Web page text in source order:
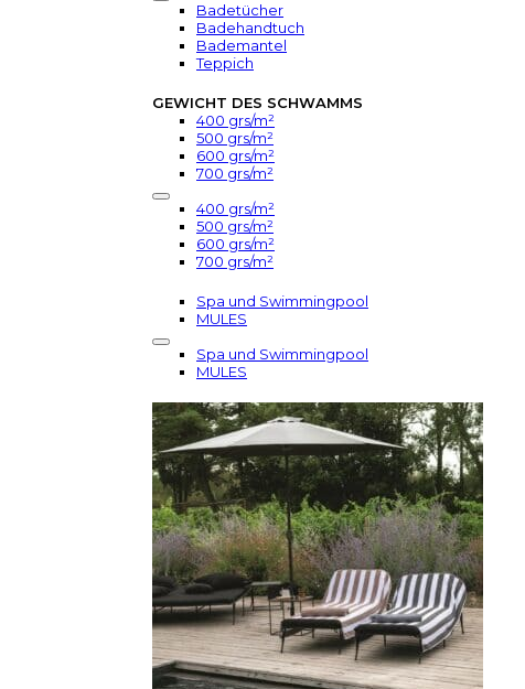
Badetücher
Badehandtuch
Bademantel
Teppich
GEWICHT DES SCHWAMMS
400 grs/m²
500 grs/m²
600 grs/m²
700 grs/m²
400 grs/m²
500 grs/m²
600 grs/m²
700 grs/m²
Spa und Swimmingpool
MULES
Spa und Swimmingpool
MULES